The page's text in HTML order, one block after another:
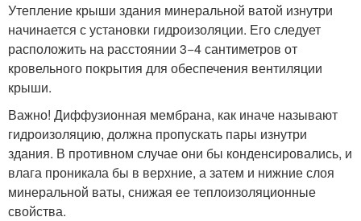
Утепление крыши здания минеральной ватой изнутри
начинается с установки гидроизоляции. Его следует
расположить на расстоянии 3−4 сантиметров от
кровельного покрытия для обеспечения вентиляции
крыши.
Важно! Диффузионная мембрана, как иначе называют
гидроизоляцию, должна пропускать пары изнутри
здания. В противном случае они бы конденсировались, и
влага проникала бы в верхние, а затем и нижние слоя
минеральной ваты, снижая ее теплоизоляционные
свойства.